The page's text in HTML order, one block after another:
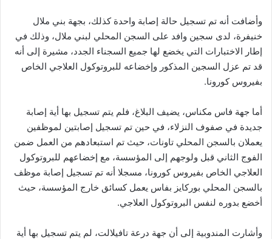
وأضافت أنه تم تسجيل حالة إصابة واحدة كذلك، بجهة بني ملال
خنيفرة، لدى سجين وافد على السجن المحلي لبني ملال، وذلك في
إطار الاختبارات التي يخضع لها جميع السجناء الجدد، مشيرة إلى أنه
قد تم عزل السجين المذكور وإخضاعه للبروتوكول العلاجي الخاص
بفيروس كورونا.
أما جهة فاس مكناس، يضيف البلاغ، فلم يتم تسجيل بها أية إصابة
جديدة في صفوف النزلاء، في حين تم تسجيل إصابتين لموظفين
يعملان بالسجن المحلي تاونات، حيث تم استبعادهم من العمل ضمن
الفوج الثاني قبل ولوجهم إلى المؤسسة، مع إخضاعهم للبروتوكول
العلاجي الخاص بفيروس كورونا، مسجلا أنه تم تسجيل إصابة موظف
بالسجن المحلي بوركايز بفاس يعمل كسائق خارج المؤسسة، حيث
أخضع بدوره لنفس البروتوكول العلاجي.
وأشارت المندوبية إلى أن جهة درعة تافيلالت، لم يتم تسجيل بها أية